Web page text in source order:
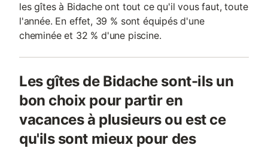
les gîtes à Bidache ont tout ce qu'il vous faut, toute
l'année. En effet, 39 % sont équipés d'une
cheminée et 32 % d'une piscine.
Les gîtes de Bidache sont-ils un
bon choix pour partir en
vacances à plusieurs ou est ce
qu'ils sont mieux pour des